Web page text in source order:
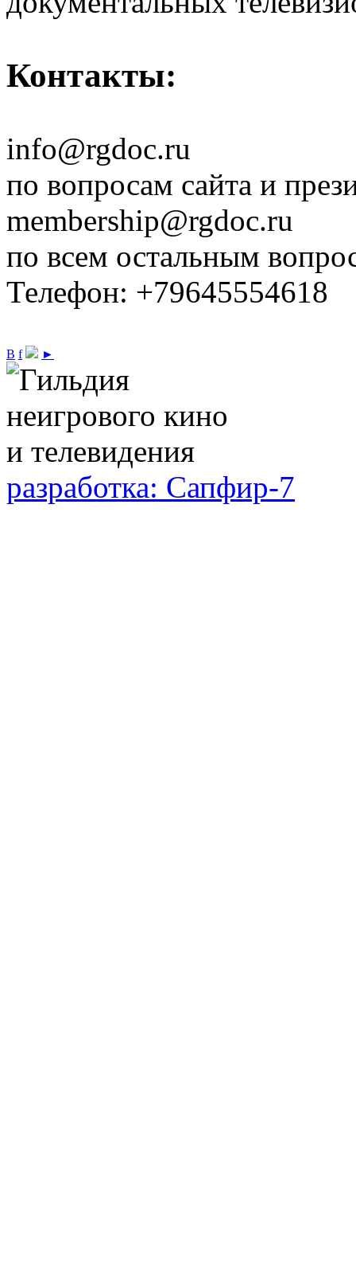
Контакты:
info@rgdoc.ru
по вопросам сайта и
membership@rgdoc.ru
по всем остальным
Телефон: +79645554618
В f ►
разработка: Сапфир-7